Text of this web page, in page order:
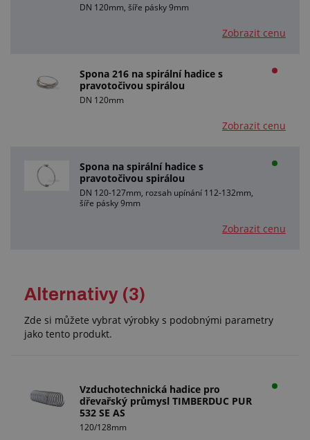
DN 120mm, šíře pásky 9mm
Zobrazit cenu
Spona 216 na spirální hadice s
pravotočivou spirálou
DN 120mm
Zobrazit cenu
Spona na spirální hadice s
pravotočivou spirálou
DN 120-127mm, rozsah upínání 112-132mm,
šíře pásky 9mm
Zobrazit cenu
Alternativy (3)
Zde si můžete vybrat výrobky s podobnými parametry
jako tento produkt.
Vzduchotechnická hadice pro
dřevařský průmysl TIMBERDUC PUR
532 SE AS
120/128mm